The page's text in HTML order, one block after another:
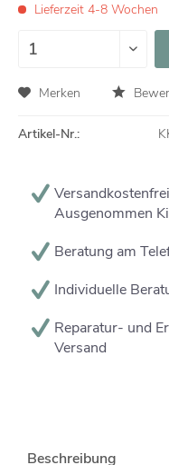
Lieferzeit 4-8 Wochen
Merken
Artikel-Nr.:
Ausgenommen
Beratung am
Individuelle
Reparatur- und
Versand
Beschreibung